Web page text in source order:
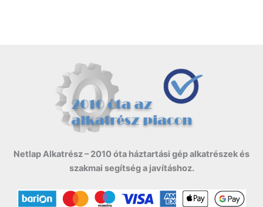
Netlap Alkatrész – 2010 óta háztartási gép alkatrészek és
szakmai segítség a javításhoz.